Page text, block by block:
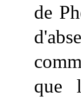
de
que